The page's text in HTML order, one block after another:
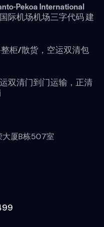
Pekoa International
际机场机场三字代码 建
柜/散货，空运双清包
双清门到门运输，正清
大厦B栋507室